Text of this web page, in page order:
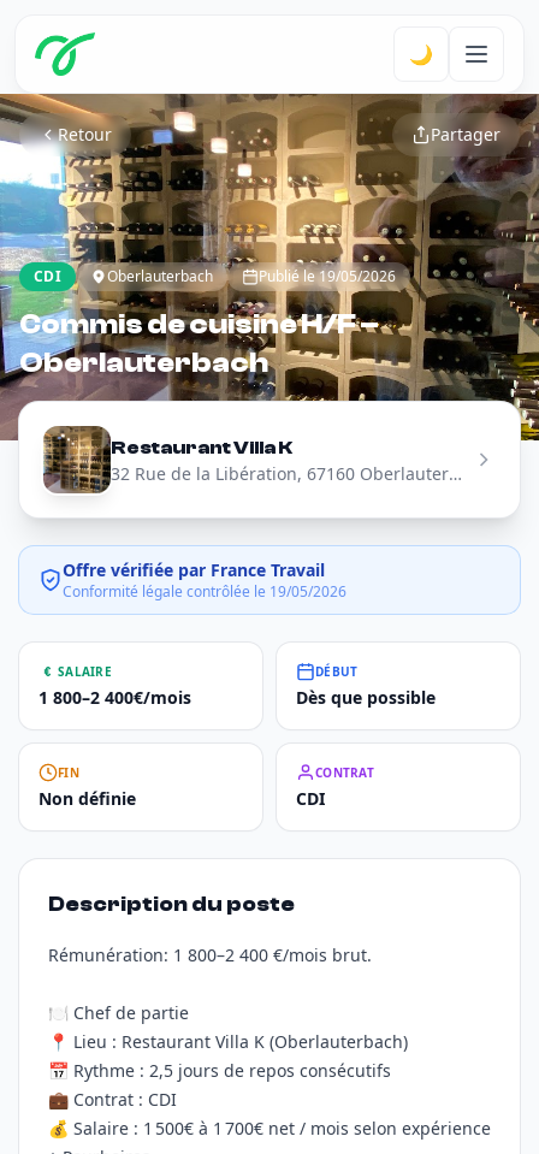
🌙
Retour Partager
CDI Oberlauterbach Publié le 19/05/2026
Commis de cuisine H/F –
Oberlauterbach
Restaurant Villa K
32 Rue de la Libération, 67160 Oberlauterbach
Offre vérifiée par France Travail
Conformité légale contrôlée le 19/05/2026
SALAIRE
1 800–2 400€/mois
DÉBUT
Dès que possible
FIN
Non définie
CONTRAT
CDI
Description du poste
Rémunération: 1 800–2 400 €/mois brut.
🍽️ Chef de partie
📍 Lieu : Restaurant Villa K (Oberlauterbach)
📅 Rythme : 2,5 jours de repos consécutifs
💼 Contrat : CDI
💰 Salaire : 1 500€ à 1 700€ net / mois selon expérience